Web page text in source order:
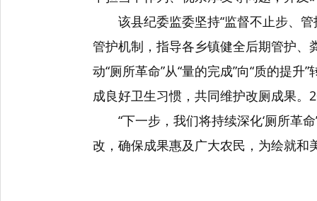
该县纪委监委坚持“监督不止步、
管护机制，指导各乡镇健全后期管护、
动“厕所革命”从“量的完成”向“质的提
成良好卫生习惯，共同维护改厕成果
“下一步，我们将持续深化‘厕所革
改，确保成果惠及广大农民，为绘就和